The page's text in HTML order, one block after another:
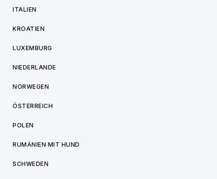
ITALIEN
KROATIEN
LUXEMBURG
NIEDERLANDE
NORWEGEN
ÖSTERREICH
POLEN
RUMÄNIEN MIT HUND
SCHWEDEN